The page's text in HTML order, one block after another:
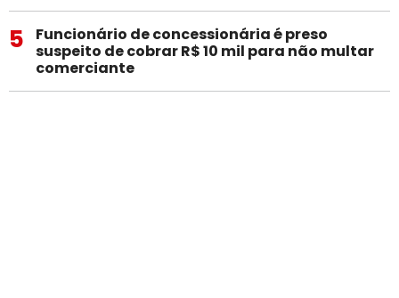
5
Funcionário de concessionária é preso
suspeito de cobrar R$ 10 mil para não multar
comerciante